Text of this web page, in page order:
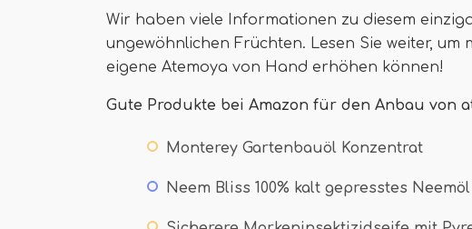
Wir haben viele Informationen zu diesem
ungewöhnlichen Früchten. Lesen Sie weiter,
eigene Atemoya von Hand erhöhen können!
Gute Produkte bei Amazon für den Anbau von
Monterey Gartenbauöl Konzentrat
Neem Bliss 100% kalt gepresstes Neemöl